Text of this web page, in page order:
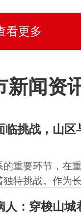
看更多
新闻资
临挑战，山区
重要环节，在
特挑战。作为
人：穿梭山城